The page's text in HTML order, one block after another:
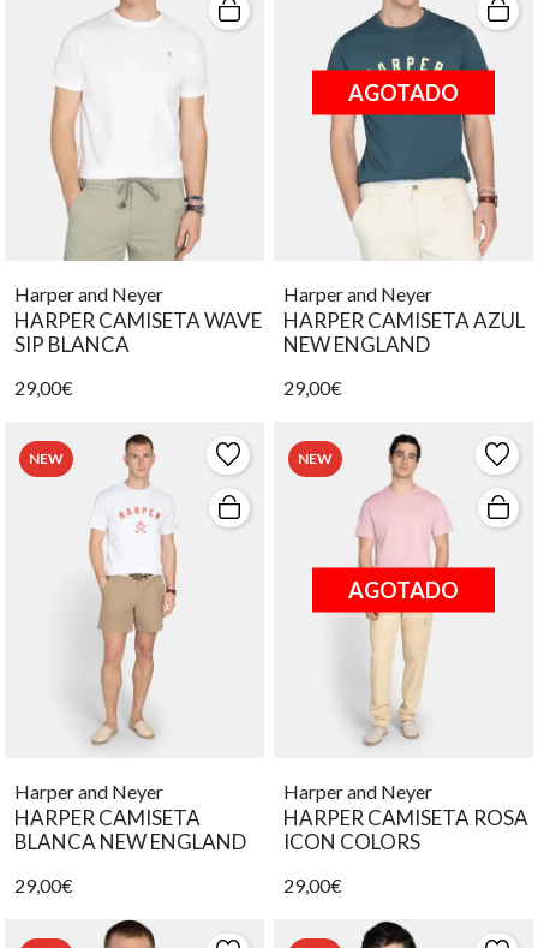
Harper and Neyer
HARPER CAMISETA WAVE
SIP BLANCA
29,00€
AGOTADO
Harper and Neyer
HARPER CAMISETA AZUL
NEW ENGLAND
29,00€
NEW
Harper and Neyer
HARPER CAMISETA
BLANCA NEW ENGLAND
29,00€
NEW
AGOTADO
Harper and Neyer
HARPER CAMISETA ROSA
ICON COLORS
29,00€